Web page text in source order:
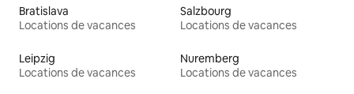
Bratislava
Locations de vacances
Salzbourg
Locations de vacances
Leipzig
Locations de vacances
Nuremberg
Locations de vacances